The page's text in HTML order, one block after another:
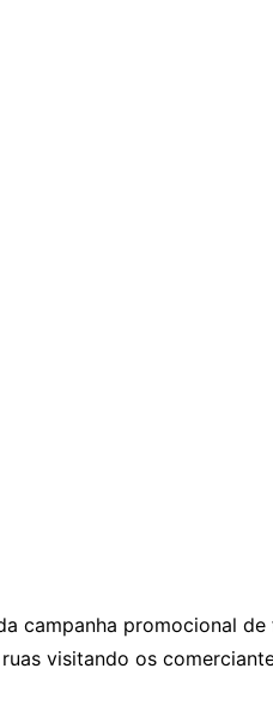
campanha promocional de
visitando os